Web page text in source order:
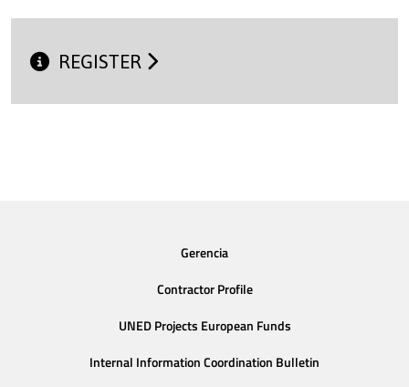
REGISTER
Gerencia
Contractor Profile
UNED Projects European Funds
Internal Information Coordination Bulletin